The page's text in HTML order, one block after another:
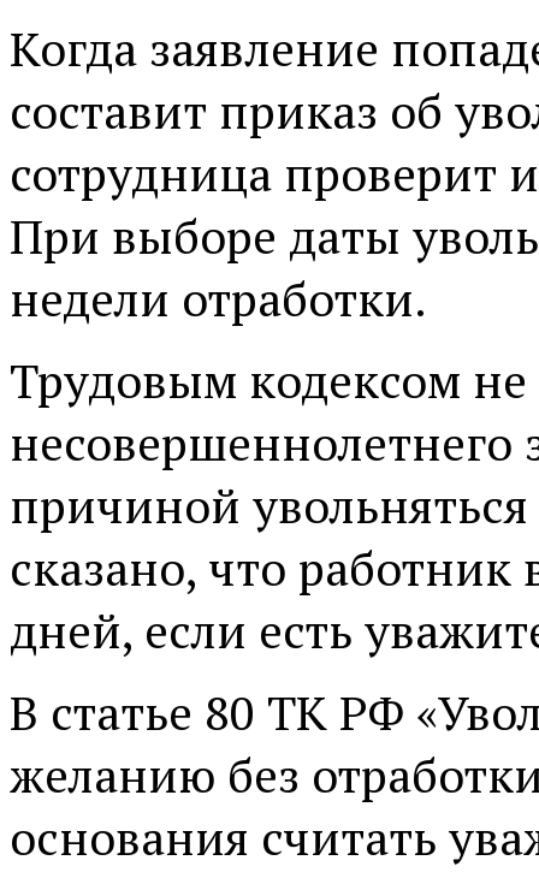
Когда заявление
составит приказ об
сотрудница проверит
При выборе даты
недели отработки.
Трудовым кодексом
несовершеннолетнего
причиной
сказано, что работник
дней, если есть
В статье 80 ТК РФ
желанию без
основания считать